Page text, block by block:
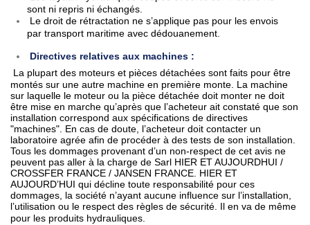
sont ni repris ni échangés.
Le droit de rétractation ne s’applique pas pour les envois
par transport maritime avec dédouanement.
Directives relatives aux machines :
La plupart des moteurs et pièces détachées sont faits pour être
montés sur une autre machine en première monte. La machine
sur laquelle le moteur ou la pièce détachée doit monter ne doit
être mise en marche qu’après que l’acheteur ait constaté que son
installation correspond aux spécifications de directives
"machines". En cas de doute, l’acheteur doit contacter un
laboratoire agrée afin de procéder à des tests de son installation.
Tous les dommages provenant d’un non-respect de cet avis ne
peuvent pas aller à la charge de Sarl HIER ET AUJOURDHUI /
CROSSFER FRANCE / JANSEN FRANCE. HIER ET
AUJOURD’HUI qui décline toute responsabilité pour ces
dommages, la société n’ayant aucune influence sur l’installation,
l’utilisation ou le respect des règles de sécurité. Il en va de même
pour les produits hydrauliques.